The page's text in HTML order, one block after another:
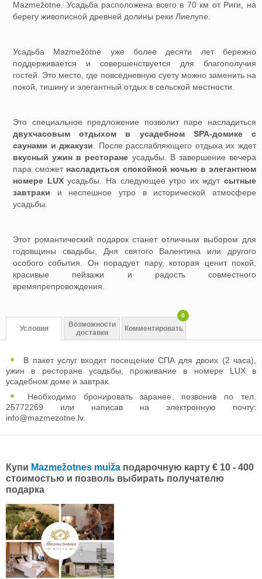
Mazmežotne. Усадьба расположена всего в 70 км от Риги, на
берегу живописной древней долины реки Лиелупе.
Усадьба Маzmežotne уже более десяти лет бережно
поддерживается и совершенствуется для благополучия
гостей. Это место, где повседневную суету можно заменить на
покой, тишину и элегантный отдых в сельской местности.
Это специальное предложение позволит паре насладиться
двухчасовым отдыхом в усадебном SPA-домике с
саунами и джакузи . После расслабляющего отдыха их ждет
вкусный ужин в ресторане усадьбы. В завершение вечера
пара сможет насладиться спокойной ночью в элегантном
номере LUXусадьбы. На следующее утро их ждут сытные
завтраки и неспешное утро в исторической атмосфере
усадьбы.
Этот романтический подарок станет отличным выбором для
годовщины свадьбы, Дня святого Валентина или другого
особого события. Он порадует пару, которая ценит покой,
красивые пейзажи и радость совместного
времяпрепровождения.
Условия
Возможности
доставки
Комментировать
0
В пакет услуг входит посещение СПА для двоих (2 часа),
ужин в ресторане усадьбы, проживание в номере LUX в
усадебном доме и завтрак.
Необходимо бронировать заранее, позвонив по тел.
25772269 или написав на электронную почту:
info@mazmezotne.lv.
Купи Mazmežotnes muiža подарочную карту € 10 - 400
стоимостью и позволь выбирать получателю
подарка